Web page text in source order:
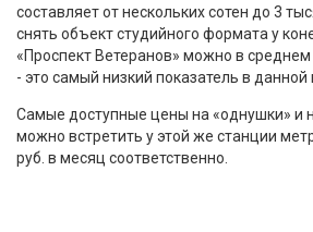
составляет от нескольких сотен до 3
снять объект студийного формата у
«Проспект Ветеранов» можно в среднем
- это самый низкий показатель в данной
Самые доступные цены на «однушки» и
можно встретить у этой же станции
руб. в месяц соответственно.